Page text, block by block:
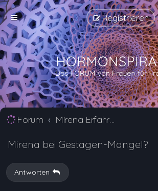
Registrieren
Forum Mirena Erfahrungsberichte und Nebenwirkungen
Mirena bei Gestagen-Mangel?
Antworten